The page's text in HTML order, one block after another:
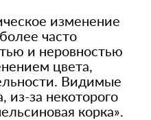
изменение
часто
и неровностью
цвета,
Видимые
за некоторого
корка».